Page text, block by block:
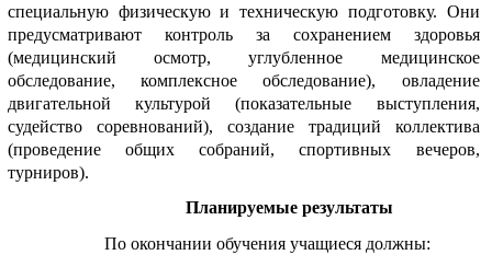
специальную физическую и техническую подготовку. Они
предусматривают контроль за сохранением здоровья
(медицинский осмотр, углубленное медицинское
обследование, комплексное обследование), овладение
двигательной культурой (показательные выступления,
судейство соревнований), создание традиций коллектива
(проведение общих собраний, спортивных вечеров,
турниров).
Планируемые результаты
По окончании обучения учащиеся должны: